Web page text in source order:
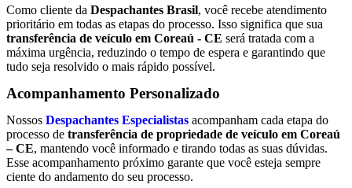
Como cliente da Despachantes Brasil, você recebe atendimento
prioritário em todas as etapas do processo. Isso significa que sua
transferência de veículo em Coreaú - CE será tratada com a
máxima urgência, reduzindo o tempo de espera e garantindo que
tudo seja resolvido o mais rápido possível.
Acompanhamento Personalizado
Nossos Despachantes Especialistas acompanham cada etapa do
processo de transferência de propriedade de veículo em Coreaú
– CE, mantendo você informado e tirando todas as suas dúvidas.
Esse acompanhamento próximo garante que você esteja sempre
ciente do andamento do seu processo.